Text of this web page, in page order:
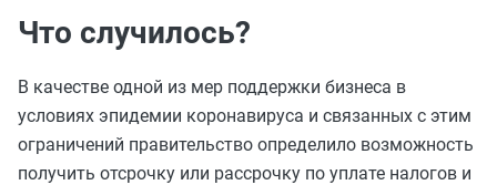
Что случилось?
В качестве одной из мер поддержки бизнеса в
условиях эпидемии коронавируса и связанных с этим
ограничений правительство определило возможность
получить отсрочку или рассрочку по уплате налогов и